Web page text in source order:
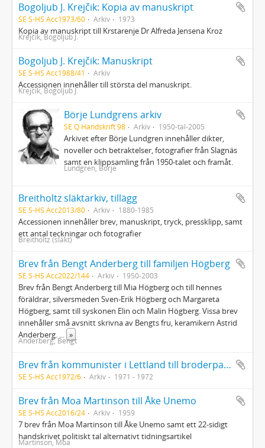
Bogoljub J. Krejčik: Kopia av manuskript
SE S-HS Acc1973/60 Arkiv 1973
Kopia av manuskript till Krstarenje Dr Alfreda Jensena Kroz
Krejčik, Bogoljub J.
Bogoljub J. Krejčik: Manuskript
SE S-HS Acc1988/41 Arkiv
Accessionen innehåller till största del manuskript.
Krejčik, Bogoljub J.
Börje Lundgrens arkiv
SE Q Handskrift 98 Arkiv 1950-tal-2005
Arkivet efter Börje Lundgren innehåller dikter,
noveller och betraktelser, fotografier från Slagnäs
samt en klippsamling från 1950-talet och framåt.
Lundgren, Börje
Breitholtz släktarkiv, tillägg
SE S-HS Acc2013/80 Arkiv 1880-1985
Accessionen innehåller brev, manuskript, tryck, pressklipp, samt
ett antal teckningar och fotografier
Breitholtz (släkt)
Brev från Bengt Anderberg till familjen Högberg
SE S-HS Acc2022/144 Arkiv 1950-2003
Brev från Bengt Anderberg till Mia Högberg och till hennes
föräldrar, silversmeden Sven-Erik Högberg och Margareta
Högberg, samt till syskonen Elin och Malin Högberg. Vissa brev
innehåller små avsnitt skrivna av Bengts fru, keramikern Astrid
Anderberg. ... »
Anderberg, Bengt
Brev från kommunister i Lettland till broderpartier i Europa. Kopior med översättning till svenska av Uldis Gérmanis samt tidningsurklipp
SE S-HS Acc1972/6 Arkiv 1971 - 1972
Brev från Moa Martinson till Åke Unemo
SE S-HS Acc2016/24 Arkiv 1959
7 brev från Moa Martinson till Åke Unemo samt ett 22-sidigt
handskrivet politiskt tal alternativt tidningsartikel
Martinson, Moa